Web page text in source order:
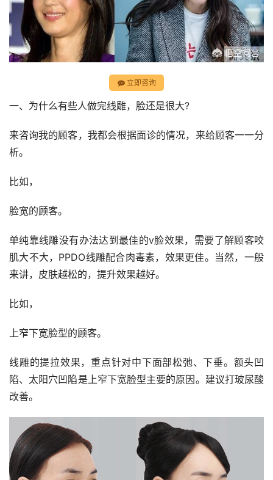
立即咨询
一、为什么有些人做完线雕，脸还是很大?
来咨询我的顾客，我都会根据面诊的情况，来给顾客一一分
析。
比如，
脸宽的顾客。
单纯靠线雕没有办法达到最佳的v脸效果，需要了解顾客咬
肌大不大，PPDO线雕配合肉毒素，效果更佳。当然，一般
来讲，皮肤越松的，提升效果越好。
比如，
上窄下宽脸型的顾客。
线雕的提拉效果，重点针对中下面部松弛、下垂。额头凹
陷、太阳穴凹陷是上窄下宽脸型主要的原因。建议打玻尿酸
改善。